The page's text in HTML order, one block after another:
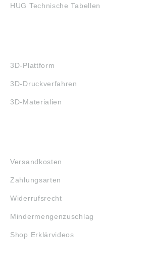
HUG Technische Tabellen
3D-Plattform
3D-Druckverfahren
3D-Materialien
Versandkosten
Zahlungsarten
Widerrufsrecht
Mindermengenzuschlag
Shop Erklärvideos